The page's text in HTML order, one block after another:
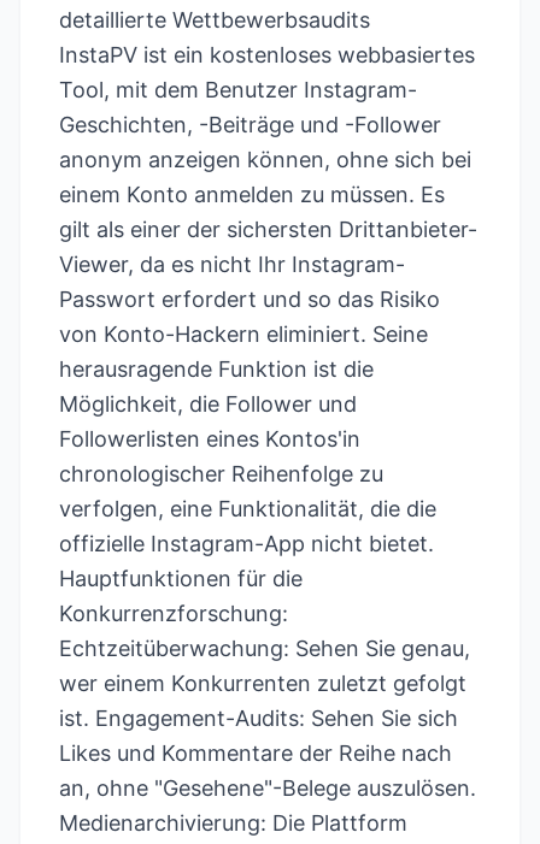
detaillierte Wettbewerbsaudits
InstaPV ist ein kostenloses webbasiertes
Tool, mit dem Benutzer Instagram-
Geschichten, -Beiträge und -Follower
anonym anzeigen können, ohne sich bei
einem Konto anmelden zu müssen. Es
gilt als einer der sichersten Drittanbieter-
Viewer, da es nicht Ihr Instagram-
Passwort erfordert und so das Risiko
von Konto-Hackern eliminiert. Seine
herausragende Funktion ist die
Möglichkeit, die Follower und
Followerlisten eines Kontos'in
chronologischer Reihenfolge zu
verfolgen, eine Funktionalität, die die
offizielle Instagram-App nicht bietet.
Hauptfunktionen für die
Konkurrenzforschung:
Echtzeitüberwachung: Sehen Sie genau,
wer einem Konkurrenten zuletzt gefolgt
ist. Engagement-Audits: Sehen Sie sich
Likes und Kommentare der Reihe nach
an, ohne "Gesehene"-Belege auszulösen.
Medienarchivierung: Die Plattform